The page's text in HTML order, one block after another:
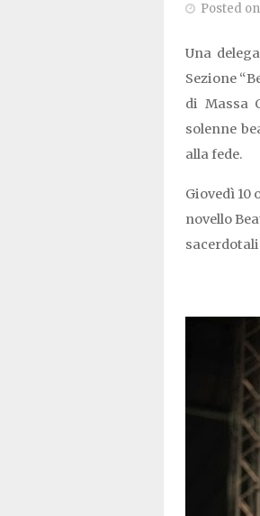
Posted
Una
Sezione
di Massa
solenne
alla fede.
Giovedì 10
novello